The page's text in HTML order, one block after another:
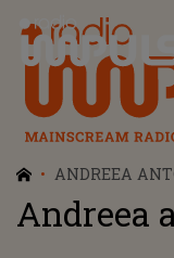
Radio Impuls
ANDREEA
Andreea